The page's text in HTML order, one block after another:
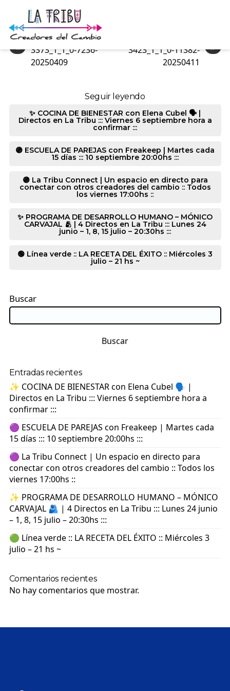
3428_1_2_0-7236-20250409
«
3373_1_1_0-7236-
20250409
»
3423_1_1_0-11382-
20250411
Seguir leyendo
✨ COCINA DE BIENESTAR con Elena Cubel 🗣️ |
Directos en La Tribu ::: Viernes 6 septiembre hora a
confirmar :::
🟣 ESCUELA DE PAREJAS con Freakeep | Martes cada
15 días ::: 10 septiembre 20:00hs :::
🟣 La Tribu Connect | Un espacio en directo para
conectar con otros creadores del cambio :: Todos
los viernes 17:00hs ::
✨ PROGRAMA DE DESARROLLO HUMANO – MÓNICO
CARVAJAL 🫂 | 4 Directos en La Tribu ::: Lunes 24
junio – 1, 8, 15 julio – 20:30hs :::
🟢 Línea verde :: LA RECETA DEL ÉXITO :: Miércoles 3
julio – 21 hs ~
Buscar
Buscar
Entradas recientes
✨ COCINA DE BIENESTAR con Elena Cubel 🗣️ |
Directos en La Tribu ::: Viernes 6 septiembre hora a
confirmar :::
🟣 ESCUELA DE PAREJAS con Freakeep | Martes cada
15 días ::: 10 septiembre 20:00hs :::
🟣 La Tribu Connect | Un espacio en directo para
conectar con otros creadores del cambio :: Todos los
viernes 17:00hs ::
✨ PROGRAMA DE DESARROLLO HUMANO – MÓNICO
CARVAJAL 🫂 | 4 Directos en La Tribu ::: Lunes 24 junio
– 1, 8, 15 julio – 20:30hs :::
🟢 Línea verde :: LA RECETA DEL ÉXITO :: Miércoles 3
julio – 21 hs ~
Comentarios recientes
No hay comentarios que mostrar.